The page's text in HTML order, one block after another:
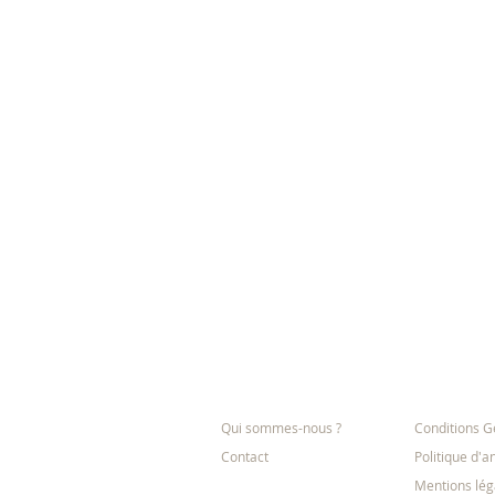
Qui sommes-nous ?
Contact
Conditions
Politique
Mentions